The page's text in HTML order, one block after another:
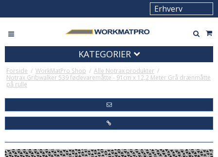
KATEGORIER
Forside / WorkMatPro Shop / Alle Notrax produkter /
Notrax Gribwalker 539 fødevaremåtte - 91cm x 12,2 Meter Grå drænmåtte
på rulle